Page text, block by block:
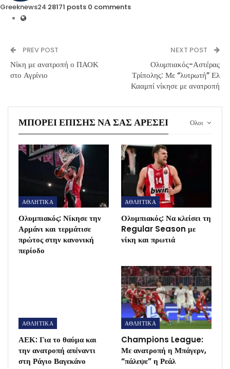
Greeknews24 28171 posts 0 comments
PREV POST
Νίκη με ανατροπή ο ΠΑΟΚ
στο Αγρίνιο
NEXT POST
Ολυμπιακός-Αστέρας
Τρίπολης: Με “λυτρωτή” Ελ
Κααμπί νίκησε με ανατροπή
Ολοι
ΜΠΟΡΕΊ ΕΠΊΣΗΣ ΝΑ ΣΑΣ ΑΡΈΣΕΙ
ΑΘΛΗΤΙΚΑ
Ολυμπιακός: Νίκησε την
Αρμάνι και τερμάτισε
πρώτος στην κανονική
περίοδο
ΑΘΛΗΤΙΚΑ
Ολυμπιακός: Να κλείσει τη
Regular Season με
νίκη και πρωτιά
ΑΘΛΗΤΙΚΑ
ΑΕΚ: Για το θαύμα και
την ανατροπή απέναντι
στη Ράγιο Βαγεκάνο
ΑΘΛΗΤΙΚΑ
Champions League:
Με ανατροπή η Μπάγερν,
“πάλεψε” η Ρεάλ